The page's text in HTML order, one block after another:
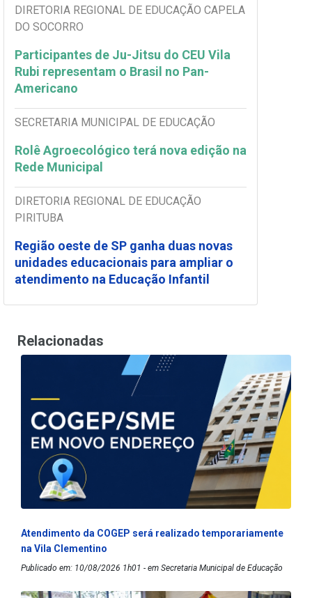
DIRETORIA REGIONAL DE EDUCAÇÃO CAPELA
DO SOCORRO
Participantes de Ju-Jitsu do CEU Vila
Rubi representam o Brasil no Pan-
Americano
SECRETARIA MUNICIPAL DE EDUCAÇÃO
Rolê Agroecológico terá nova edição na
Rede Municipal
DIRETORIA REGIONAL DE EDUCAÇÃO
PIRITUBA
Região oeste de SP ganha duas novas
unidades educacionais para ampliar o
atendimento na Educação Infantil
Relacionadas
Atendimento da COGEP será realizado temporariamente
na Vila Clementino
Publicado em: 10/08/2026 1h01 - em Secretaria Municipal de Educação